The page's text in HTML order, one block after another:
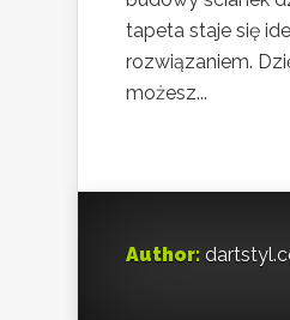
tapeta staje się
rozwiązaniem.
możesz...
Author: